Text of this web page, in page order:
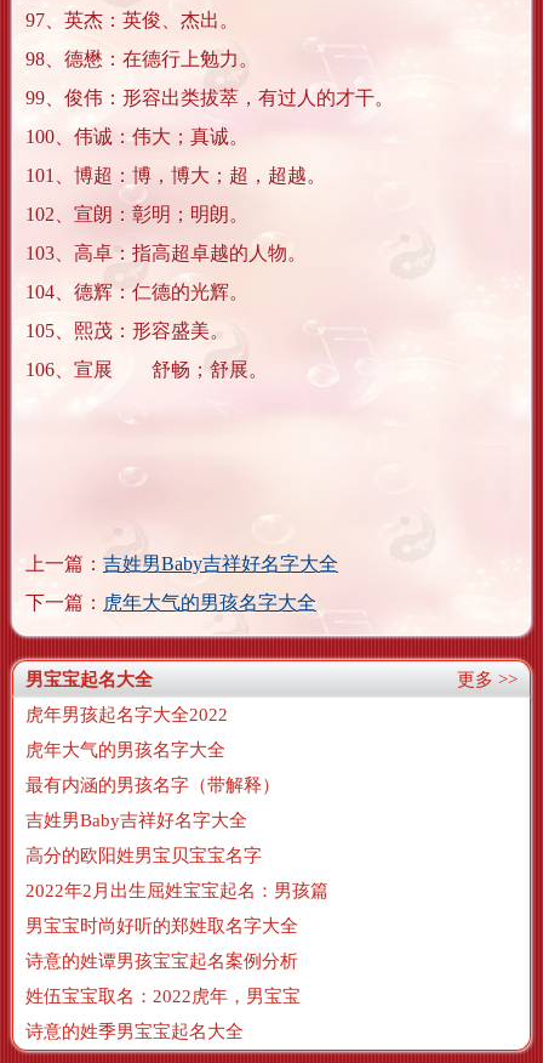
97、英杰：英俊、杰出。
98、德懋：在德行上勉力。
99、俊伟：形容出类拔萃，有过人的才干。
100、伟诚：伟大；真诚。
101、博超：博，博大；超，超越。
102、宣朗：彰明；明朗。
103、高卓：指高超卓越的人物。
104、德辉：仁德的光辉。
105、熙茂：形容盛美。
106、宣展 舒畅；舒展。
上一篇： 吉姓男Baby吉祥好名字大全
下一篇： 虎年大气的男孩名字大全
更多 >>
男宝宝起名大全
虎年男孩起名字大全2022
虎年大气的男孩名字大全
最有内涵的男孩名字（带解释）
吉姓男Baby吉祥好名字大全
高分的欧阳姓男宝贝宝宝名字
2022年2月出生屈姓宝宝起名：男孩篇
男宝宝时尚好听的郑姓取名字大全
诗意的姓谭男孩宝宝起名案例分析
姓伍宝宝取名：2022虎年，男宝宝
诗意的姓季男宝宝起名大全